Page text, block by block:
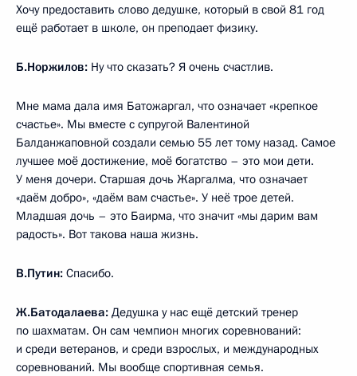
Хочу предоставить слово дедушке, который в свой 81 год
ещё работает в школе, он преподает физику.
Б.Норжилов: Ну что сказать? Я очень счастлив.
Мне мама дала имя Батожаргал, что означает «крепкое
счастье». Мы вместе с супругой Валентиной
Балданжаповной создали семью 55 лет тому назад. Самое
лучшее моё достижение, моё богатство – это мои дети.
У меня дочери. Старшая дочь Жаргалма, что означает
«даём добро», «даём вам счастье». У неё трое детей.
Младшая дочь – это Баирма, что значит «мы дарим вам
радость». Вот такова наша жизнь.
В.Путин: Спасибо.
Ж.Батодалаева: Дедушка у нас ещё детский тренер
по шахматам. Он сам чемпион многих соревнований:
и среди ветеранов, и среди взрослых, и международных
соревнований. Мы вообще спортивная семья.